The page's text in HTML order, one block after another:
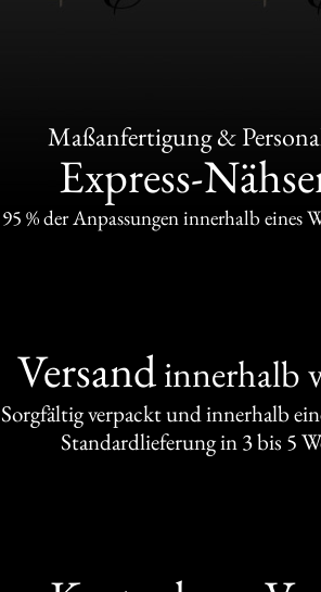
Maßanfertigung &
Express-
95 % der Anpassungen innerhalb eines
Versandinnerhalb
Sorgfältig verpackt und innerhalb
Standardlieferung in 3 bis 5